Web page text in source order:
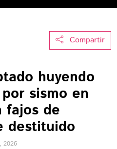
Compartir
huyendo
sismo en
fajos de
destituido
2026